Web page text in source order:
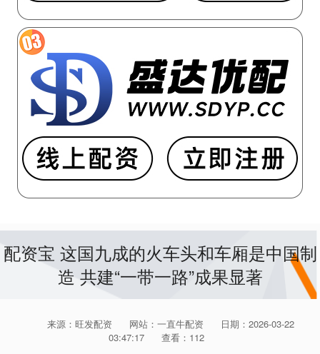
配资宝 这国九成的火车头和车厢是中国制
造 共建“一带一路”成果显著
来源：旺发配资 网站：一直牛配资
日期：2026-03-22
03:47:17
查看：112